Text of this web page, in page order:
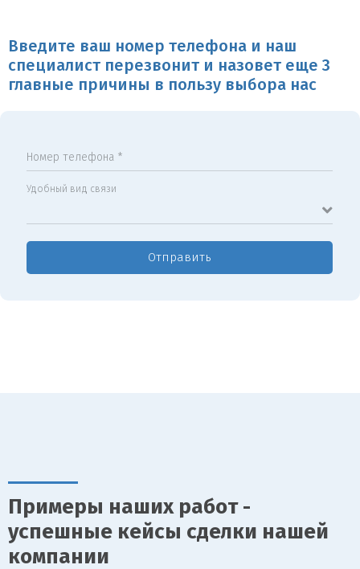
Введите ваш номер телефона и наш
специалист перезвонит и назовет еще 3
главные причины в пользу выбора нас
Номер телефона *
Удобный вид связи
Отправить
Примеры наших работ -
успешные кейсы сделки нашей
компании